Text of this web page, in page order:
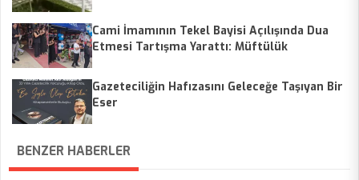
Cami İmamının Tekel Bayisi Açılışında Dua
Etmesi Tartışma Yarattı: Müftülük
Gazeteciliğin Hafızasını Geleceğe Taşıyan Bir
Eser
BENZER HABERLER